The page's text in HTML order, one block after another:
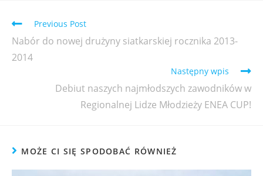
Previous Post
Nabór do nowej drużyny siatkarskiej rocznika 2013-
2014
Następny wpis
Debiut naszych najmłodszych zawodników w
Regionalnej Lidze Młodzieży ENEA CUP!
MOŻE CI SIĘ SPODOBAĆ RÓWNIEŻ